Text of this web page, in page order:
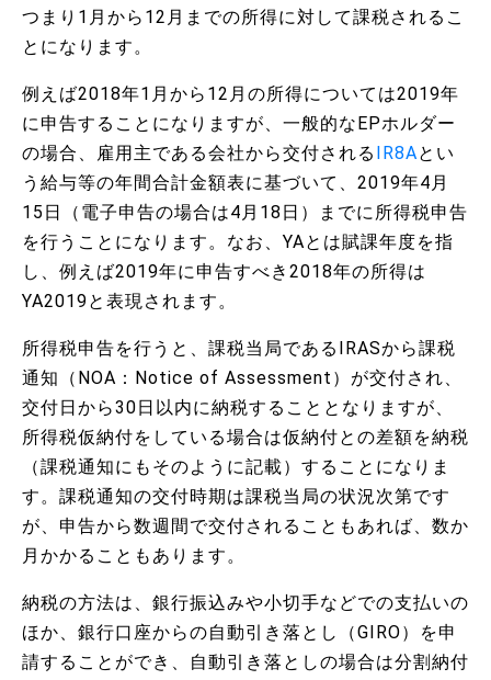
つまり1月から12月までの所得に対して課税されるこ
とになります。
例えば2018年1月から12月の所得については2019年
に申告することになりますが、一般的なEPホルダー
の場合、雇用主である会社から交付される
IR8Aとい
う給与等の年間合計金額表に基づいて、2019年4月
15日（電子申告の場合は4月18日）までに所得税申告
を行うことになります。なお、YAとは賦課年度を指
し、例えば2019年に申告すべき2018年の所得は
YA2019と表現されます。
所得税申告を行うと、課税当局であるIRASから課税
通知（NOA：Notice of Assessment）が交付され、
交付日から30日以内に納税することとなりますが、
所得税仮納付をしている場合は仮納付との差額を納税
（課税通知にもそのように記載）することになりま
す。課税通知の交付時期は課税当局の状況次第です
が、申告から数週間で交付されることもあれば、数か
月かかることもあります。
納税の方法は、銀行振込みや小切手などでの支払いの
ほか、銀行口座からの自動引き落とし（GIRO）を申
請することができ、自動引き落としの場合は分割納付